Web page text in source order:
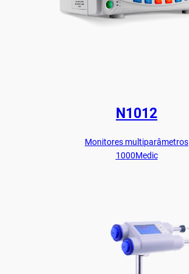
N1012
Monitores multiparâmetros
1000Medic